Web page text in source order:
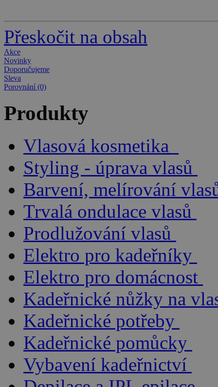
Přeskočit na obsah
Akce
Novinky
Doporučujeme
Sleva
Porovnání (0)
Produkty
Vlasová kosmetika
Styling - úprava vlasů
Barvení, melírování
Trvalá ondulace vlasů
Prodlužování vlasů
Elektro pro kadeřníky
Elektro pro domácnost
Kadeřnické nůžky na
Kadeřnické potřeby
Kadeřnické pomůcky
Vybavení kadeřnictví